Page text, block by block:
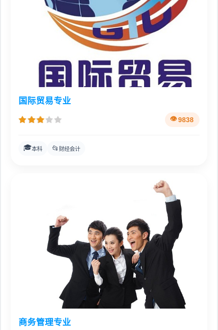
国际贸易专业
9838
🎓本科 📂 财经会计
商务管理专业